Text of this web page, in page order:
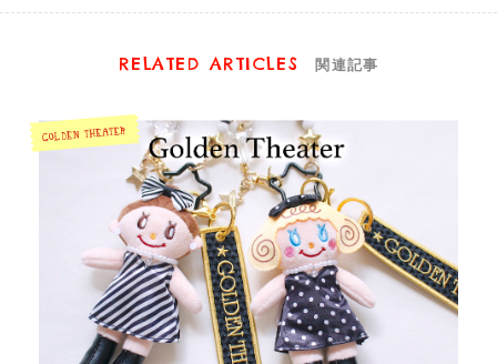
RELATED ARTICLES 関連記事